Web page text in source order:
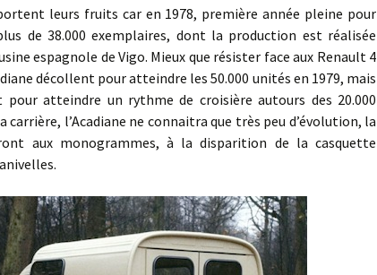
leurs fruits car en 1978, première année pleine pour
de 38.000 exemplaires, dont la production est réalisée
espagnole de Vigo. Mieux que résister face aux Renault 4
décollent pour atteindre les 50.000 unités en 1979, mais
pour atteindre un rythme de croisière autours des 20.000
carrière, l’Acadiane ne connaitra que très peu d’évolution, la
aux monogrammes, à la disparition de la casquette